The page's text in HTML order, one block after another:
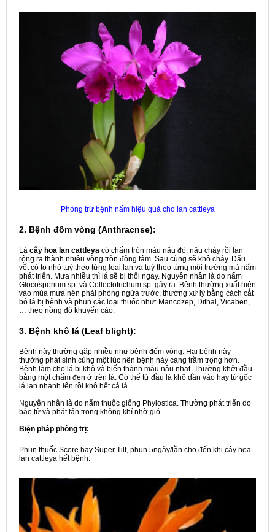
Phòng trừ bệnh nấm hiệu quả cho lan cattleya
2. Bệnh đốm vòng (Anthracnse):
Lá cây hoa lan cattleya có chấm tròn màu nâu đỏ, nâu cháy rồi lan
rộng ra thành nhiều vòng tròn đồng tâm. Sau cùng sẽ khô cháy. Dấu
vết có to nhỏ tuỳ theo từng loại lan và tuỳ theo từng môi trường mà nấm
phát triển. Mưa nhiều thì lá sẽ bị thối ngay. Nguyên nhân là do nấm
Glocosporium sp. và Collectotrichum sp. gây ra. Bệnh thường xuất hiện
vào mùa mưa nên phải phòng ngừa trước, thường xử lý bằng cách cắt
bỏ lá bị bệnh và phun các loại thuốc như: Mancozep, Dithal, Vicaben,
… theo nồng độ khuyến cáo.
3. Bệnh khô lá (Leaf blight):
Bệnh này thường gặp nhiều như bệnh đốm vòng. Hai bệnh này
thường phát sinh cùng một lúc nên bệnh này càng trầm trọng hơn.
Bệnh làm cho lá bị khô và biến thành màu nâu nhạt. Thường khởi đầu
bằng một chấm đen ở trên lá. Có thể từ đầu lá khô dần vào hay từ gốc
lá lan nhanh lên rồi khô hết cả lá.
Nguyên nhân là do nấm thuộc giống Phylostica. Thường phát triển do
bào tử và phát tán trong không khí nhờ gió.
Biện pháp phòng trị:
Phun thuốc Score hay Super Tilt, phun 5ngày/lần cho đến khi cây hoa
lan cattleya hết bệnh.